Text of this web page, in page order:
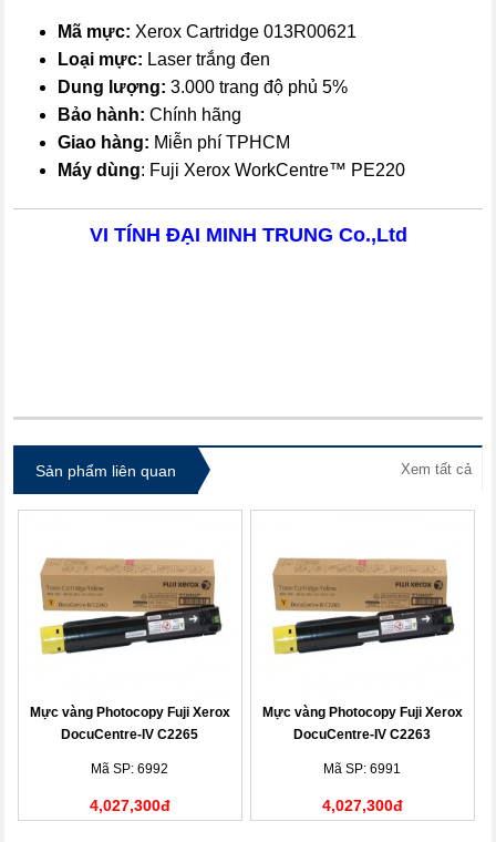
Mã mực: Xerox Cartridge 013R00621
Loại mực: Laser trắng đen
Dung lượng: 3.000 trang độ phủ 5%
Bảo hành: Chính hãng
Giao hàng: Miễn phí TPHCM
Máy dùng: Fuji Xerox WorkCentre™ PE220
VI TÍNH ĐẠI MINH TRUNG Co.,Ltd
Sản phẩm liên quan Xem tất cả
Mực vàng Photocopy Fuji Xerox
DocuCentre-IV C2265
Mã SP: 6992
4,027,300đ
Mực vàng Photocopy Fuji Xerox
DocuCentre-IV C2263
Mã SP: 6991
4,027,300đ